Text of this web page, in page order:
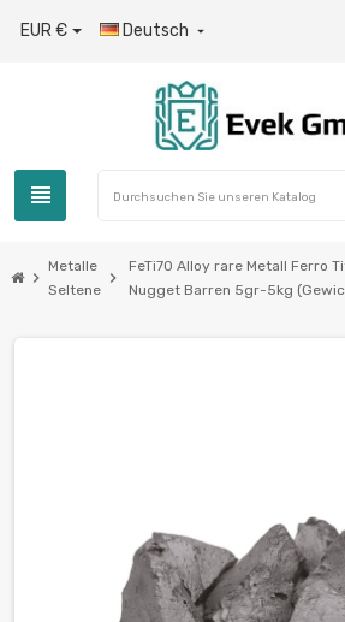
EUR € Deutsch 
view_headline
chevron_right
Metalle
Seltene
chevron_right
FeTi70 Alloy rare Metall Ferro
Nugget Barren 5gr-5kg